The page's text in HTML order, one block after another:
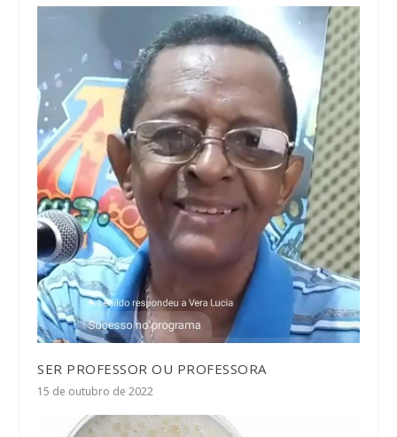
SER PROFESSOR OU PROFESSORA
15 de outubro de 2022